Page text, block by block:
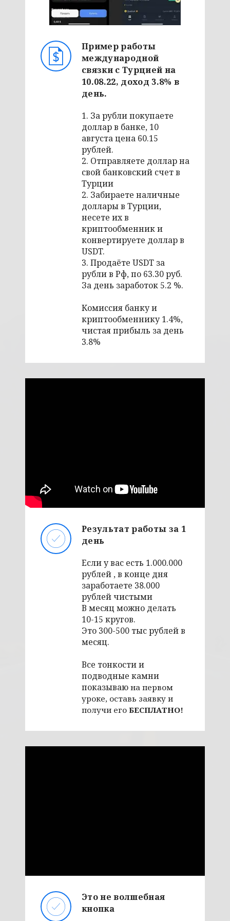
Пример работы
международной
связки с Турцией на
10.08.22, доход 3.8% в
день.
1. За рубли покупаете
доллар в банке, 10
августа цена 60.15
рублей.
2. Отправляете доллар на
свой банковский счет в
Турции
2. Забираете наличные
доллары в Турции,
несете их в
криптообменник и
конвертируете доллар в
USDT.
3. Продаёте USDT за
рубли в Рф, по 63.30 руб.
За день заработок 5.2 %.
Комиссия банку и
криптообменнику 1.4%,
чистая прибыль за день
3.8%
Результат работы за 1
день
Если у вас есть 1.000.000
рублей , в конце дня
заработаете 38.000
рублей чистыми
В месяц можно делать
10-15 кругов.
Это 300-500 тыс рублей в
месяц.
Все тонкости и
подводные камни
показываю на первом
уроке, оставь заявку и
получи его БЕСПЛАТНО!
Это не волшебная
кнопка